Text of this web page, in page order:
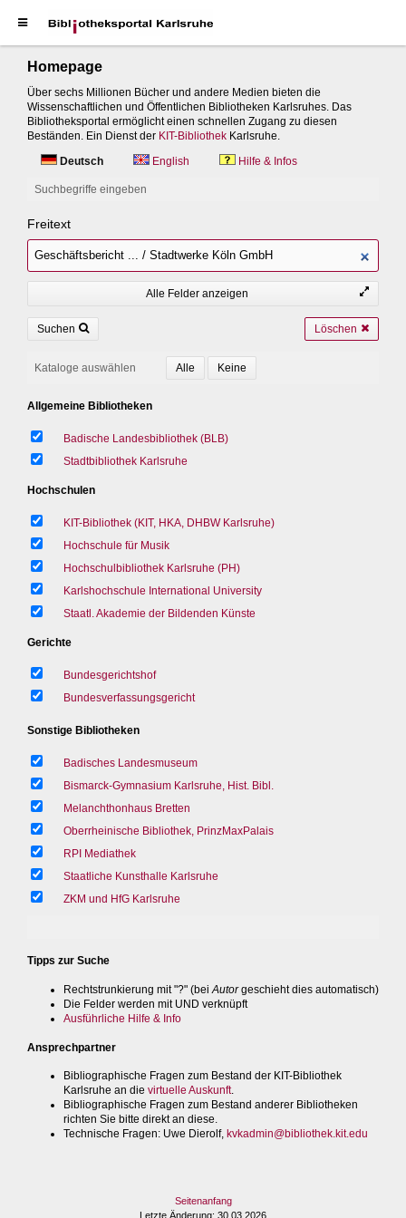
Homepage
Über sechs Millionen Bücher und andere Medien bieten die
Wissenschaftlichen und Öffentlichen Bibliotheken Karlsruhes. Das
Bibliotheksportal ermöglicht einen schnellen Zugang zu diesen
Beständen. Ein Dienst der KIT-Bibliothek Karlsruhe.
Deutsch
English Hilfe & Infos
Suchbegriffe eingeben
Freitext
Alle Felder anzeigen
Suchen Löschen
Kataloge auswählen
Allgemeine Bibliotheken
Badische Landesbibliothek (BLB)
Stadtbibliothek Karlsruhe
Hochschulen
KIT-Bibliothek (KIT, HKA, DHBW Karlsruhe)
Hochschule für Musik
Hochschulbibliothek Karlsruhe (PH)
Karlshochschule International University
Staatl. Akademie der Bildenden Künste
Gerichte
Bundesgerichtshof
Bundesverfassungsgericht
Sonstige Bibliotheken
Badisches Landesmuseum
Bismarck-Gymnasium Karlsruhe, Hist. Bibl.
Melanchthonhaus Bretten
Oberrheinische Bibliothek, PrinzMaxPalais
RPI Mediathek
Staatliche Kunsthalle Karlsruhe
ZKM und HfG Karlsruhe
Tipps zur Suche
Rechtstrunkierung mit "?" (bei Autorgeschieht dies automatisch)
Die Felder werden mit UND verknüpft
Ausführliche Hilfe & Info
Ansprechpartner
Bibliographische Fragen zum Bestand der KIT-Bibliothek
Karlsruhe an die virtuelle Auskunft.
Bibliographische Fragen zum Bestand anderer Bibliotheken
richten Sie bitte direkt an diese.
Technische Fragen: Uwe Dierolf, kvkadmin@bibliothek.kit.edu
Seitenanfang
Letzte Änderung: 30.03.2026